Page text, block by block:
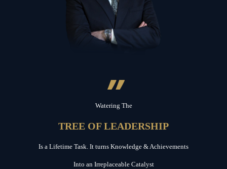
”
Watering The
TREE OF LEADERSHIP
Is a Lifetime Task. It turns Knowledge & Achievements
Into an Irreplaceable Catalyst